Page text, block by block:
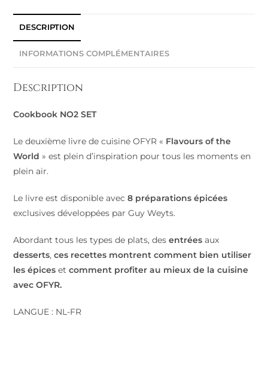
DESCRIPTION
INFORMATIONS COMPLÉMENTAIRES
Description
Cookbook NO2 SET
Le deuxième livre de cuisine OFYR « Flavours of the
World » est plein d’inspiration pour tous les moments en
plein air.
Le livre est disponible avec8 préparations épicées
exclusives développées par Guy Weyts.
Abordant tous les types de plats, desentrées aux
desserts,ces recettes montrent comment bien utiliser
les épices etcomment profiter au mieux de la cuisine
avec OFYR.
LANGUE : NL-FR